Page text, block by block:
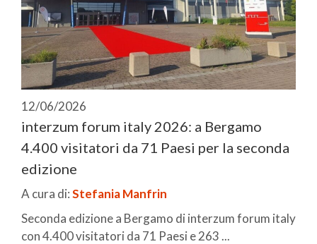
12/06/2026
interzum forum italy 2026: a Bergamo
4.400 visitatori da 71 Paesi per la seconda
edizione
A cura di:Stefania Manfrin
Seconda edizione a Bergamo di interzum forum italy
con 4.400 visitatori da 71 Paesi e 263 ...